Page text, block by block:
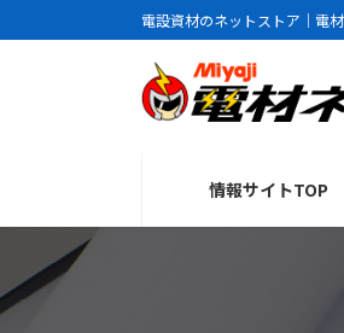
ン
ビ
電設資材のネットストア｜電
情報サイトTOP